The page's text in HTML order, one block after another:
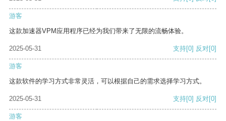
游客
这款加速器VPM应用程序已经为我们带来了无限的流畅体验。
2025-05-31 支持[0] 反对[0]
游客
这款软件的学习方式非常灵活，可以根据自己的需求选择学习方式。
2025-05-31 支持[0] 反对[0]
游客